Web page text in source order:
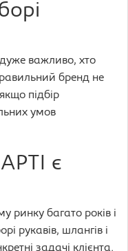
важливо, хто
бренд не
підбір
умов
є
ринку багато років і
рукавів, шлангів і
задачі клієнта.